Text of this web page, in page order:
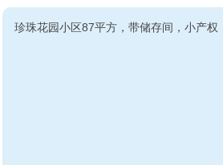
珍珠花园小区87平方，带储存间，小产